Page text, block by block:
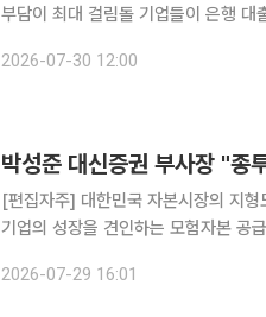
부담이 최대 걸림돌 기업들이 은행 대출부터 회사채·주식 발행까지 직·간접금융 전반에서 자금 조달
업대출 위험가중치 완화를 꼽았다. 증
2026-07-30 12:00
[편집자주] 대한민국 자본시장의 지
기업의 성장을 견인하는 모험자본 공
잡는 손' 기획을 통해 주요 증권사들
2026-07-29 16:01